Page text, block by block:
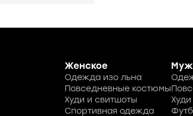
Женское
Одежда изо льна
Повседневные костюмы
Худи и свитшоты
Спортивная одежда